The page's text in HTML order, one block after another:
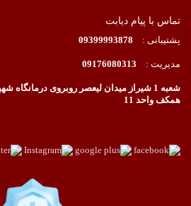
تماس با پیام دیابت
پشتیبانی : 09399993878
مدیریت : 09176080313
شعبه 1 شیراز میدان لیعصر روبروی
همکف واحد 11